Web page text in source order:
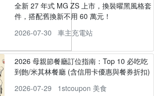
全新 27 年式 MG ZS 上市，換裝曜黑風格套
件，搭配舊換新不用 60 萬元！
2026-07-30
車主充電站
2026 母親節餐廳訂位指南：Top 10 必吃吃
到飽/米其林餐廳 (含信用卡優惠與餐券折扣)
2026-07-29
1stcoupon 美食